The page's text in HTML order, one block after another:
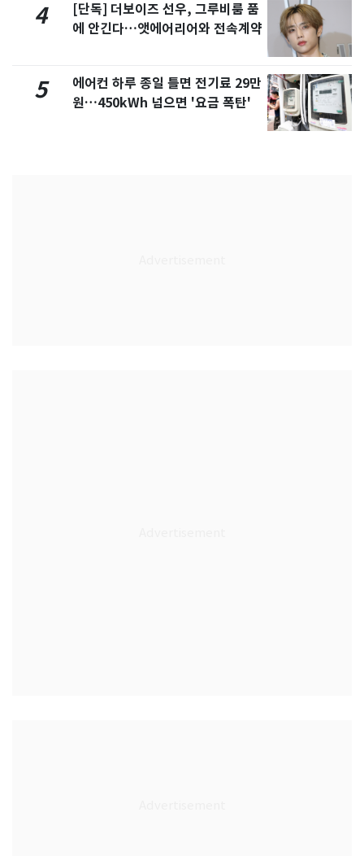
4
[단독] 더보이즈 선우, 그루비룸 품
에 안긴다…앳에어리어와 전속계약
5
에어컨 하루 종일 틀면 전기료 29만
원…450kWh 넘으면 '요금 폭탄'